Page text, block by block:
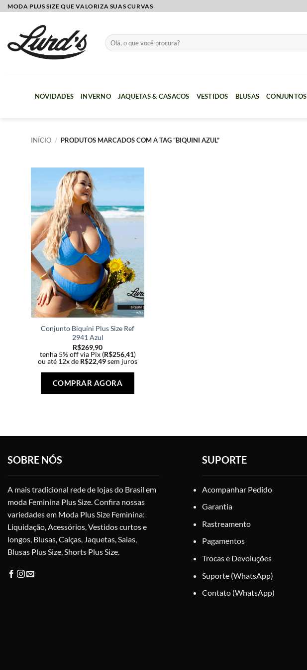
SkipMODA PLUS SIZE QUE VALORIZA SUAS CURVAS
Pesquisar
por:
NOVIDADES INVERNO JAQUETAS & CASACOS VESTIDOS BLUSAS CONJUNTOS
INÍCIO / PRODUTOS MARCADOS COM A TAG “BIQUINI AZUL”
Conjunto Biquíni Plus Size Ref
2941 Azul
R$269,90
tenha 5% off via Pix (R$256,41)
ou até 12x de R$22,49sem juros
COMPRAR AGORA
tem
opções
do
produto
SOBRE NÓS
A mais tradicional rede de lojas do Brasil em
moda Feminina Plus Size. Confira nossas
variedades em Moda Plus Size Feminina:
Liquidação, Acessórios, Vestidos curtos e
longos, Blusas, Calças, Jaquetas, Saias,
Blusas Plus Size, Shorts Plus Size.
SUPORTE
Acompanhar Pedido
Garantia
Rastreamento
Pagamentos
Trocas e Devoluções
Suporte (WhatsApp)
Contato (WhatsApp)